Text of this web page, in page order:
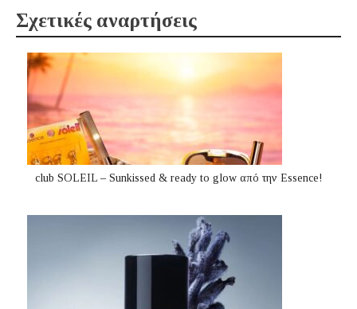
Σχετικές αναρτήσεις
club SOLEIL – Sunkissed & ready to glow από την Essence!